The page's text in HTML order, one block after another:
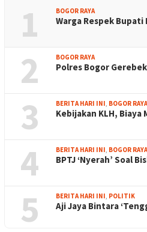
1 BOGOR RAYA
Warga Respek
2 BOGOR RAYA
Polres Bogor
3 BERITA HARI INI BOGOR RAYA
Kebijakan KLH, Biaya
4 BERITA HARI INI BOGOR RAYA
BPTJ ‘Nyerah’ Soal
5 BERITA HARI INI POLITIK
Aji Jaya Bintara